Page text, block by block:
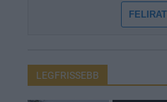
LEGFRISSEBB